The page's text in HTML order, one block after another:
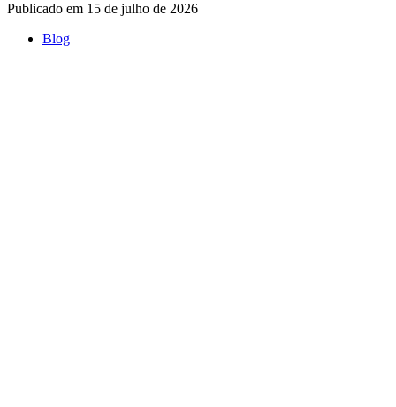
Publicado em 15 de julho de 2026
Blog